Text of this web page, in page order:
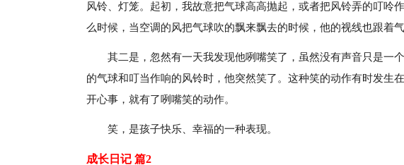
风铃、灯笼。起初，我故意把气球高高抛起，或者把风铃弄的叮呤
么时候，当空调的风把气球吹的飘来飘去的时候，他的视线也跟着气
其二是，忽然有一天我发现他咧嘴笑了，虽然没有声音只是一
的气球和叮当作响的风铃时，他突然笑了。这种笑的动作有时发生
开心事，就有了咧嘴笑的动作。
笑，是孩子快乐、幸福的一种表现。
成长日记 篇2